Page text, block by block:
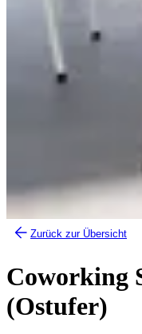
Zurück zur Übersicht
Coworking
(Ostufer)